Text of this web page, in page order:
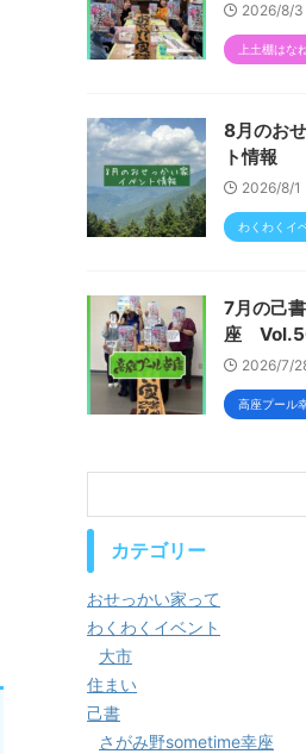
2026/8/3
上土棚はな
8月のお
ト情報
2026/8/1
わくわくイ
7月の己
座
2026/7/
高座プール
カテゴリー
おせっかい家って
わくわくイベント
大市
住まい
己書
さがみ野sometime幸座